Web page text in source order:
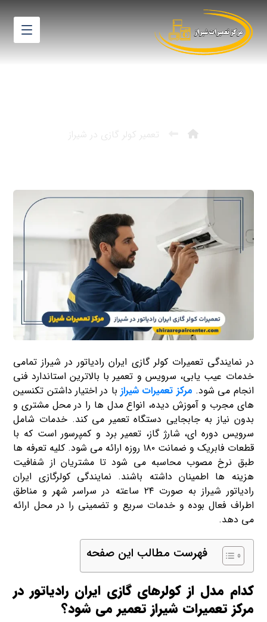
تعمیر کولر گازی در شیراز
در نمایندگی تعمیرات کولر گازی ایران رادیاتور در شیراز تمامی
خدمات عیب یابی، سرویس و تعمیر با بالاترین استاندارد فنی
انجام می شود. مرکز تعمیرات شیراز با در اختیار داشتن تکنسین
های مجرب و آموزش دیده، انواع مدل ها را در محل مشتری و
بدون نیاز به جابجایی دستگاه تعمیر می کند. خدمات شامل
سرویس دوره ای، شارژ گاز، تعمیر برد و کمپرسور است که با
قطعات فابریک و ضمانت ۱۸۰ روزه ارائه می شود. کلیه تعرفه ها
طبق نرخ مصوب محاسبه می شود تا مشتریان از شفافیت
هزینه ها اطمینان داشته باشند. نمایندگی کولرگازی ایران
رادیاتور شیراز به صورت ۲۴ ساعته در سراسر شهر و مناطق
اطراف فعال بوده و خدمات سریع و تضمینی را در محل ارائه
می دهد.
فهرست مطالب این صفحه
کدام مدل از کولرهای گازی ایران رادیاتور در
مرکز تعمیرات شیراز تعمیر می شود؟